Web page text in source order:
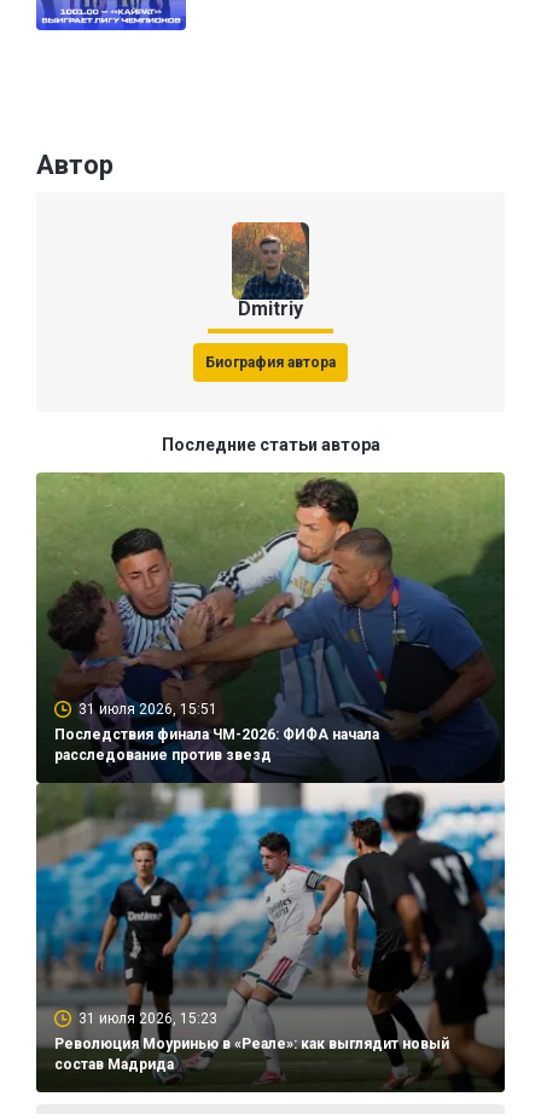
Автор
Dmitriy
Биография автора
Последние статьи автора
31 июля 2026, 15:51
Последствия финала ЧМ-2026: ФИФА начала
расследование против звезд
31 июля 2026, 15:23
Революция Моуринью в «Реале»: как выглядит новый
состав Мадрида